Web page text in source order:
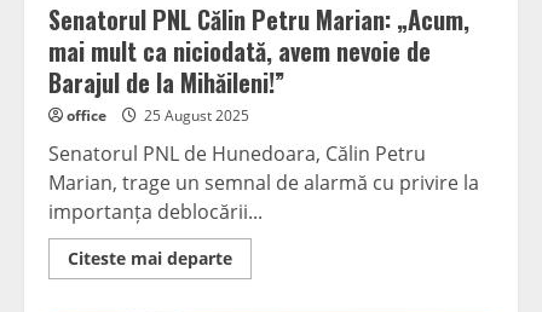
Senatorul PNL Călin Petru Marian: „Acum,
mai mult ca niciodată, avem nevoie de
Barajul de la Mihăileni!”
office 25 August 2025
Senatorul PNL de Hunedoara, Călin Petru
Marian, trage un semnal de alarmă cu privire la
importanța deblocării...
Citeste mai departeRead
more